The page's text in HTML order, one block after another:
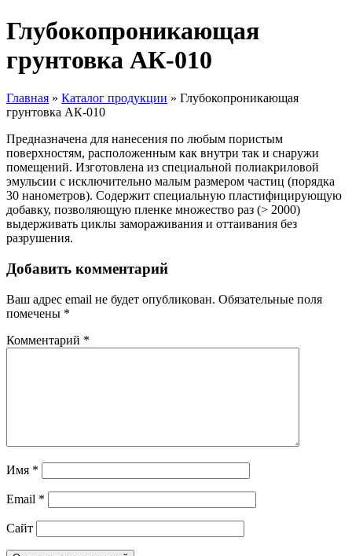
Глубокопроникающая
грунтовка АК-010
Главная » Каталог продукции » Глубокопроникающая
грунтовка АК-010
Предназначена для нанесения по любым пористым
поверхностям, расположенным как внутри так и снаружи
помещений. Изготовлена из специальной полиакриловой
эмульсии с исключительно малым размером частиц (порядка
30 нанометров). Содержит специальную пластифицирующую
добавку, позволяющую пленке множество раз (> 2000)
выдерживать циклы замораживания и оттаивания без
разрушения.
Добавить комментарий
Ваш адрес email не будет опубликован. Обязательные поля
помечены *
Комментарий *
Имя *
Email *
Сайт